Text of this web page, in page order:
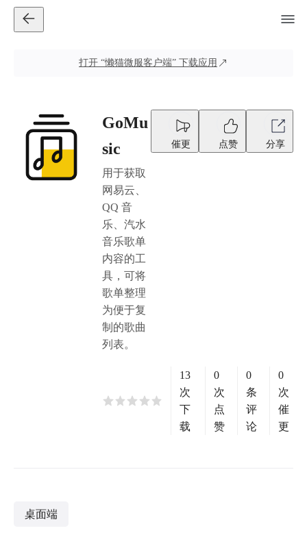
打开 “懒猫微服客户端” 下载应用
GoMu
sic
用于获取
网易云、
QQ 音
乐、汽水
音乐歌单
内容的工
具，可将
歌单整理
为便于复
制的歌曲
列表。
催更 点赞 分享
13
次
下
载
0
次
点
赞
0
条
评
论
0
次
催
更
桌面端